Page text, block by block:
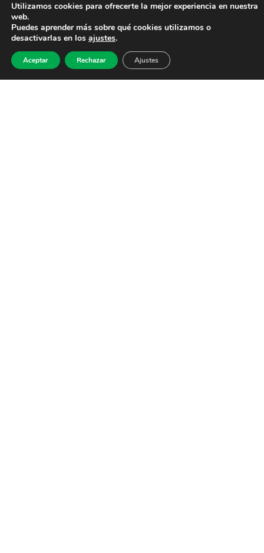
Utilizamos cookies para ofrecerte la mejor experiencia en nuestra
web.
Puedes aprender más sobre qué cookies utilizamos o
desactivarlas en los ajustes.
Aceptar Rechazar Ajustes